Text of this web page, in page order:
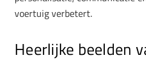
voertuig verbetert.
Heerlijke beelden